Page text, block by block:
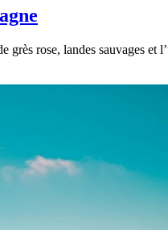
rose, landes sauvages et